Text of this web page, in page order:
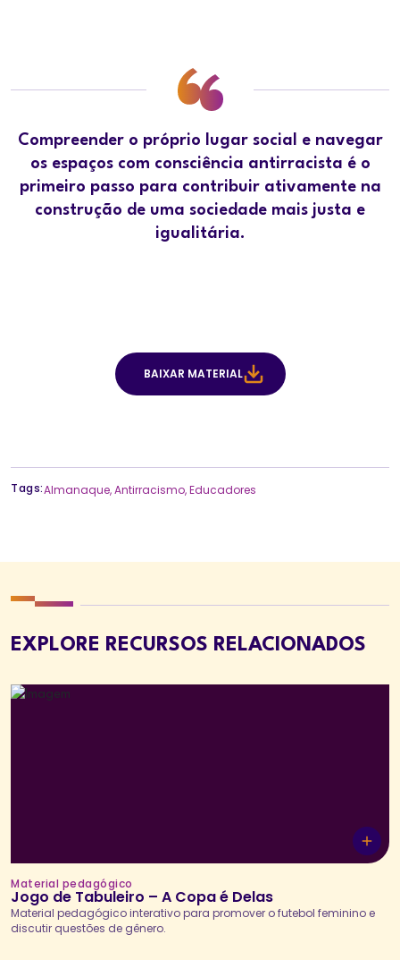
Compreender o próprio lugar social e navegar
os espaços com consciência antirracista é o
primeiro passo para contribuir ativamente na
construção de uma sociedade mais justa e
igualitária.
BAIXAR MATERIAL
Tags:Almanaque,Antirracismo,Educadores
EXPLORE RECURSOS RELACIONADOS
Material pedagógico
Jogo de Tabuleiro – A Copa é Delas
Material pedagógico interativo para promover o futebol feminino e
discutir questões de gênero.